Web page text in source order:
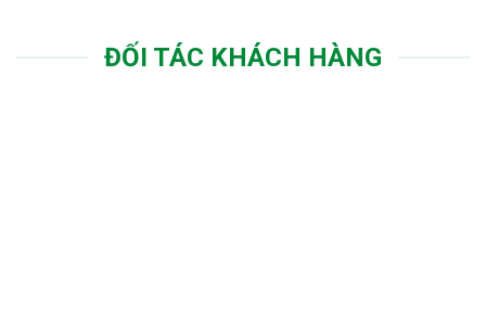
ĐỐI TÁC KHÁCH HÀNG